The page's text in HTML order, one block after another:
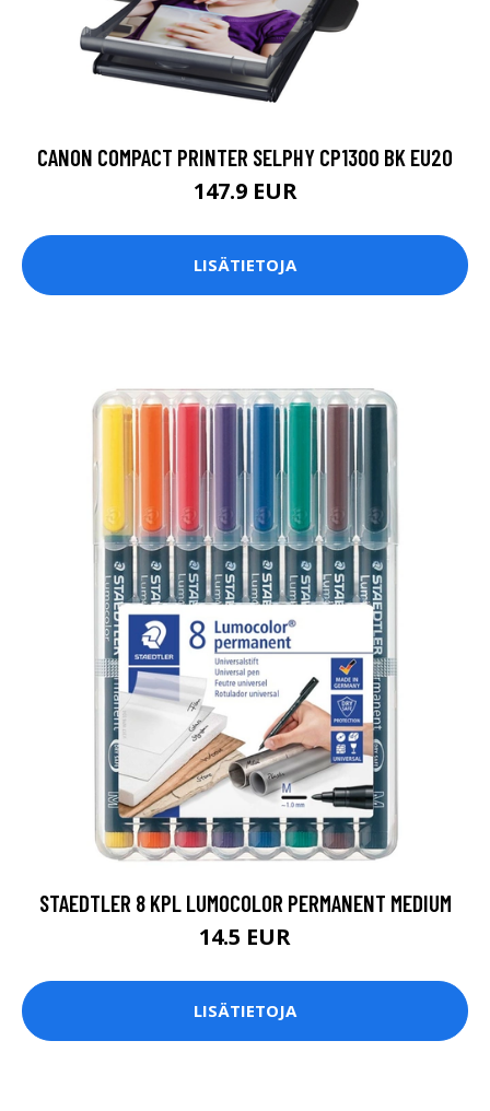
CANON COMPACT PRINTER SELPHY CP1300 BK EU20
147.9 EUR
LISÄTIETOJA
STAEDTLER 8 KPL LUMOCOLOR PERMANENT MEDIUM
14.5 EUR
LISÄTIETOJA